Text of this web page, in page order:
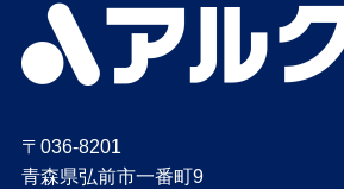
〒036-8201
青森県弘前市一番町9